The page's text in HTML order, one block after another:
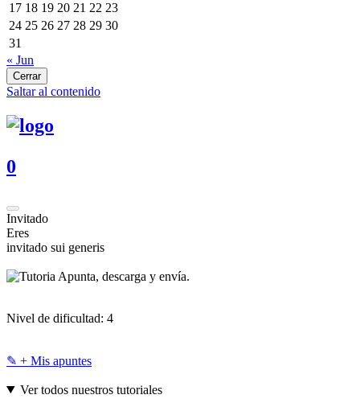
17 18 19 20 21 22 23
24 25 26 27 28 29 30
31
« Jun
Cerrar
Saltar al contenido
0
Invitado
Eres
invitado sui generis
Apunta, descarga y envía.
Nivel de dificultad: 4
✎ + Mis apuntes
Ver todos nuestros tutoriales